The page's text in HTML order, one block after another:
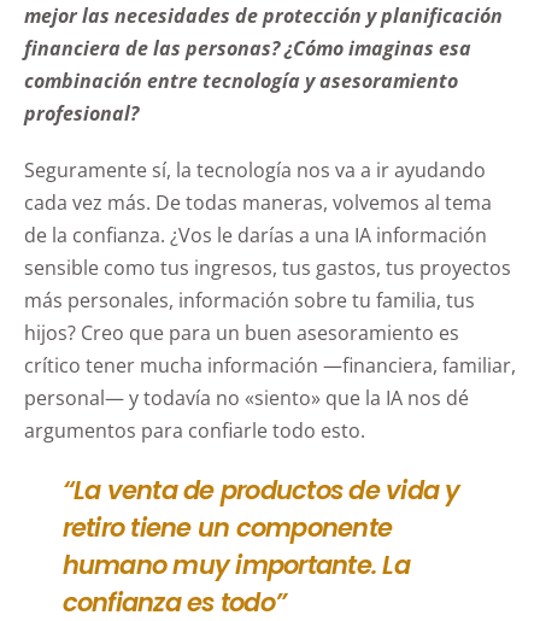
mejor las necesidades de protección y planificación
financiera de las personas? ¿Cómo imaginas esa
combinación entre tecnología y asesoramiento
profesional?
Seguramente sí, la tecnología nos va a ir ayudando
cada vez más. De todas maneras, volvemos al tema
de la confianza. ¿Vos le darías a una IA información
sensible como tus ingresos, tus gastos, tus proyectos
más personales, información sobre tu familia, tus
hijos? Creo que para un buen asesoramiento es
crítico tener mucha información —financiera, familiar,
personal— y todavía no «siento» que la IA nos dé
argumentos para confiarle todo esto.
“La venta de productos de vida y
retiro tiene un componente
humano muy importante. La
confianza es todo”